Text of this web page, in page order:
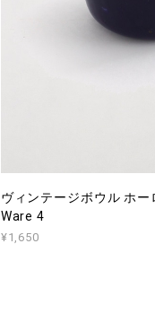
ヴィンテージボウル ホ
Ware 4
¥1,650